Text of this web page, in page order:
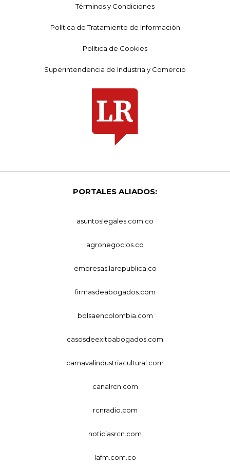
Términos y Condiciones
Política de Tratamiento de Información
Política de Cookies
Superintendencia de Industria y Comercio
PORTALES ALIADOS:
asuntoslegales.com.co
agronegocios.co
empresas.larepublica.co
firmasdeabogados.com
bolsaencolombia.com
casosdeexitoabogados.com
carnavalindustriacultural.com
canalrcn.com
rcnradio.com
noticiasrcn.com
lafm.com.co